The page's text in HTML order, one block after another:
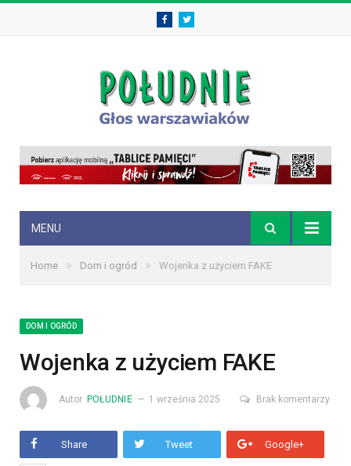
FacebookTwitter
MENU
Home » Dom i ogród » Wojenka z użyciem FAKE
DOM I OGRÓD
Wojenka z użyciem FAKE
Autor POŁUDNIE 1 września 2025 Brak komentarzy
Share Tweet Google+